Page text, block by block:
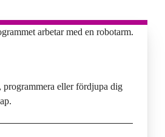
eller fördjupa dig